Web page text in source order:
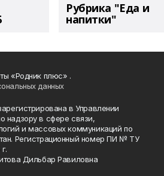
Рубрика "Еда и
напитки"
«Родник плюс» .
данных
в Управлении
надзору в сфере связи,
и массовых коммуникаций по
Регистрационный номер ПИ № ТУ
Дильбар Равиловна